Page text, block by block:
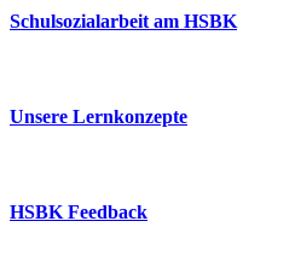
Schulsozialarbeit am HSBK
Unsere Lernkonzepte
HSBK Feedback